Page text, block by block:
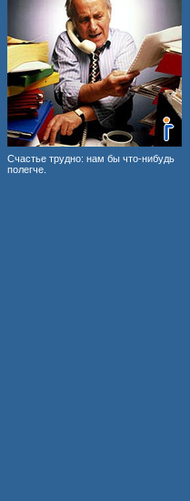
Счастье трудно: нам бы что-нибудь
полегче.